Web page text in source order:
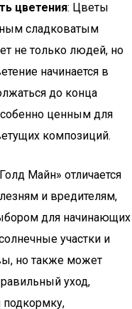
цветения: Цветы
сладковатым
не только людей, но
начинается в
до конца
ценным для
композиций.
Майн» отличается
и вредителям,
для начинающих
участки и
но также может
уход,
подкормку,